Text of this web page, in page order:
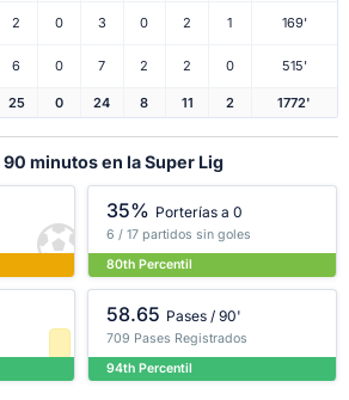
2 0 3 0 2 1 169'
6 0 7 2 2 0 515'
25 0 24 8 11 2 1772'
minutos en la Super Lig
35% Porterías a 0
6 / 17 partidos sin goles
80th Percentil
58.65 Pases / 90'
709 Pases Registrados
94th Percentil